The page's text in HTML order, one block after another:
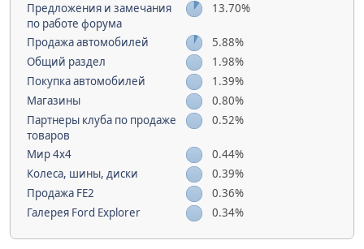
Предложения и замечания
по работе форума
13.70%
Продажа автомобилей
5.88%
Общий раздел
1.98%
Покупка автомобилей
1.39%
Магазины
0.80%
Партнеры клуба по продаже
товаров
0.52%
Мир 4х4
0.44%
Колеса, шины, диски
0.39%
Продажа FE2
0.36%
Галерея Ford Explorer
0.34%